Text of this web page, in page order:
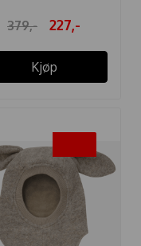
379,- 227,-
Kjøp